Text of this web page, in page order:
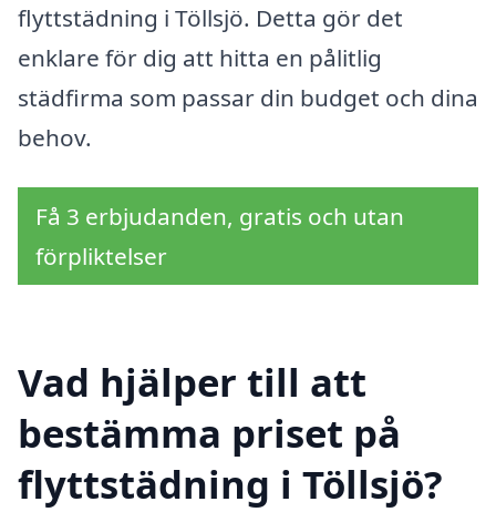
flyttstädning i Töllsjö. Detta gör det
enklare för dig att hitta en pålitlig
städfirma som passar din budget och dina
behov.
Få 3 erbjudanden, gratis och utan
förpliktelser
Vad hjälper till att
bestämma priset på
flyttstädning i Töllsjö?